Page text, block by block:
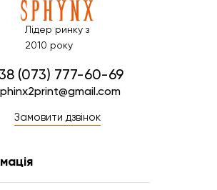
Лідер ринку з
2010 року
(073) 777-60-69
Замовити дзвінок